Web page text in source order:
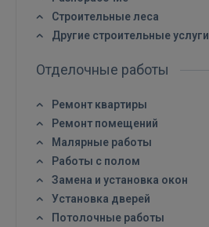
Войти
Строительные леса
Другие строительные услуги
Отделочные работы
Ремонт квартиры
Ремонт помещений
Малярные работы
Работы с полом
Замена и установка окон
Установка дверей
Потолочные работы